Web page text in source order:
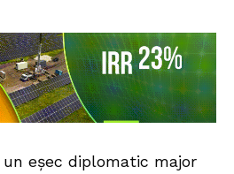
eșec diplomatic major